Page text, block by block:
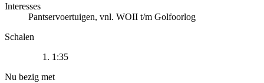
Interesses
Pantservoertuigen, vnl. WOII t/m Golfoorlog
Schalen
1:35
Nu bezig met